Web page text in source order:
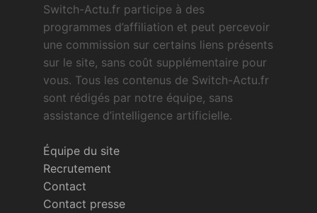
Switch-Actu.fr participe à des
programmes d’affiliation et peut percevoir
une commission sur certains liens présents
sur le site, sans coût supplémentaire pour
vous. Tous les contenus de Switch-Actu.fr
sont rédigés par notre équipe, sans
assistance d’intelligence artificielle.
Équipe du site
Recrutement
Contact
Contact presse